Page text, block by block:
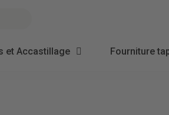
et Accastillage Fourniture